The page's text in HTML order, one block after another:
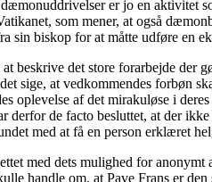
er jo en aktivitet
som mener, at også
sin biskop for at måtte udføre en
beskrive det store forarbejde der
sige, at vedkommendes forbøn
oplevelse af det mirakuløse i
derfor de facto besluttet, at der
med at få en person erklæret
med dets mulighed for
handle om, at Pave Frans er